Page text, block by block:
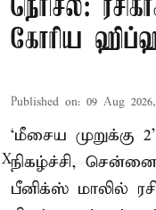
நெரிசல்:
கோரிய
Published on: 09 Aug
‘மீசைய முறுக்கு
நிகழ்ச்சி,
பீனிக்ஸ் மாலில்
X